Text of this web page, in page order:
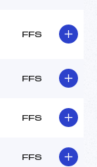
FFS
FFS
FFS
FFS